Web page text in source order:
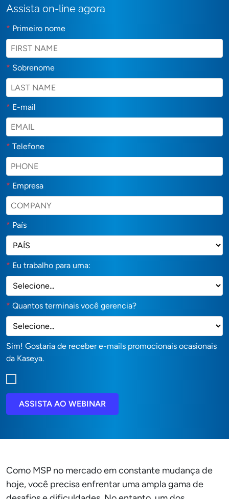
Assista on-line agora
* Primeiro nome
* Sobrenome
* E-mail
* Telefone
* Empresa
* País
* Eu trabalho para uma:
* Quantos terminais você gerencia?
Sim! Gostaria de receber e-mails promocionais ocasionais
da Kaseya.
ASSISTA AO WEBINAR
Como MSP no mercado em constante mudança de
hoje, você precisa enfrentar uma ampla gama de